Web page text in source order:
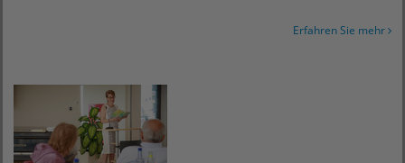
Erfahren Sie mehr